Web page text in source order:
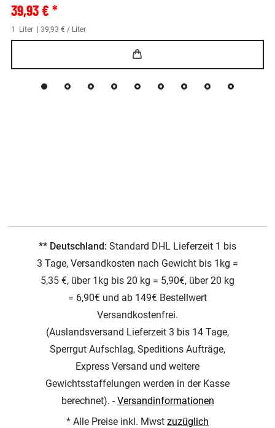
39,93 € *
1 Liter | 39,93 € / Liter
** Deutschland: Standard DHL Lieferzeit 1 bis
3 Tage, Versandkosten nach Gewicht bis 1kg =
5,35 €, über 1kg bis 20 kg = 5,90€, über 20 kg
= 6,90€ und ab 149€ Bestellwert
Versandkostenfrei.
(Auslandsversand Lieferzeit 3 bis 14 Tage,
Sperrgut Aufschlag, Speditions Aufträge,
Express Versand und weitere
Gewichtsstaffelungen werden in der Kasse
berechnet). -Versandinformationen
* Alle Preise inkl. Mwst zuzüglich